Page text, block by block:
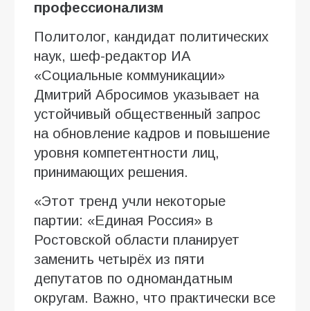
профессионализм
Политолог, кандидат политических
наук, шеф-редактор ИА
«Социальные коммуникации»
Дмитрий Абросимов указывает на
устойчивый общественный запрос
на обновление кадров и повышение
уровня компетентности лиц,
принимающих решения.
«Этот тренд учли некоторые
партии: «Единая Россия» в
Ростовской области планирует
заменить четырёх из пяти
депутатов по одномандатным
округам. Важно, что практически все